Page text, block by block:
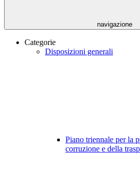
navigazione
Categorie
Disposizioni generali
Piano triennale per la
corruzione e della